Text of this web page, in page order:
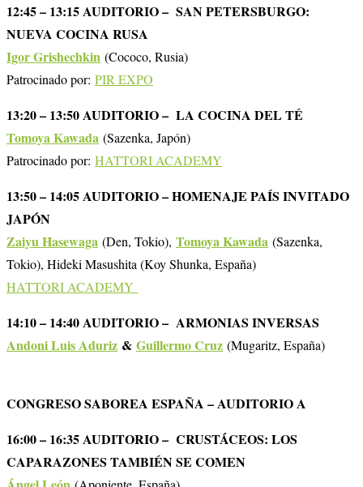
12:45 – 13:15 AUDITORIO – SAN PETERSBURGO:
NUEVA COCINA RUSA
Igor Grishechkin (Cococo, Rusia)
Patrocinado por: PIR EXPO
13:20 – 13:50 AUDITORIO – LA COCINA DEL TÉ
Tomoya Kawada (Sazenka, Japón)
Patrocinado por: HATTORI ACADEMY
13:50 – 14:05 AUDITORIO – HOMENAJE PAÍS INVITADO
JAPÓN
Zaiyu Hasewaga (Den, Tokio), Tomoya Kawada (Sazenka,
Tokio), Hideki Masushita (Koy Shunka, España)
HATTORI ACADEMY
14:10 – 14:40 AUDITORIO – ARMONIAS INVERSAS
Andoni Luis Aduriz & Guillermo Cruz (Mugaritz, España)
CONGRESO SABOREA ESPAÑA – AUDITORIO A
16:00 – 16:35 AUDITORIO – CRUSTÁCEOS: LOS
CAPARAZONES TAMBIÉN SE COMEN